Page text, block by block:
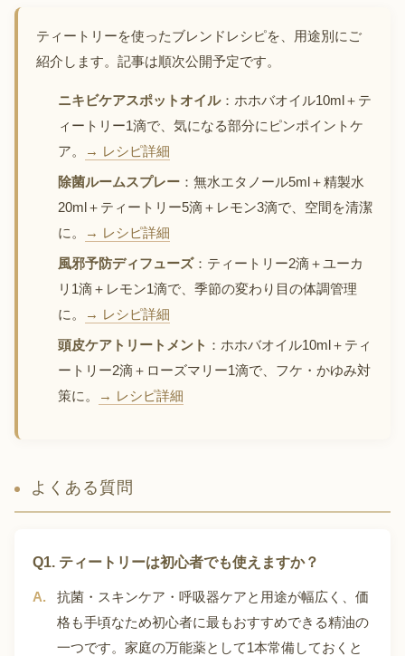
ティートリーを使ったブレンドレシピを、用途別にご
紹介します。記事は順次公開予定です。
ニキビケアスポットオイル：ホホバオイル10ml＋テ
ィートリー1滴で、気になる部分にピンポイントケ
ア。
→ レシピ詳細
除菌ルームスプレー ：無水エタノール5ml＋精製水
20ml＋ティートリー5滴＋レモン3滴で、空間を清潔
に。
→ レシピ詳細
風邪予防ディフューズ：ティートリー2滴＋ユーカ
リ1滴＋レモン1滴で、季節の変わり目の体調管理
に。
→ レシピ詳細
頭皮ケアトリートメント ：ホホバオイル10ml＋ティ
ートリー2滴＋ローズマリー1滴で、フケ・かゆみ対
策に。
→ レシピ詳細
よくある質問
Q1. ティートリーは初心者でも使えますか？
抗菌・スキンケア・呼吸器ケアと用途が幅広く、価
格も手頃なため初心者に最もおすすめできる精油の
一つです。家庭の万能薬として1本常備しておくと